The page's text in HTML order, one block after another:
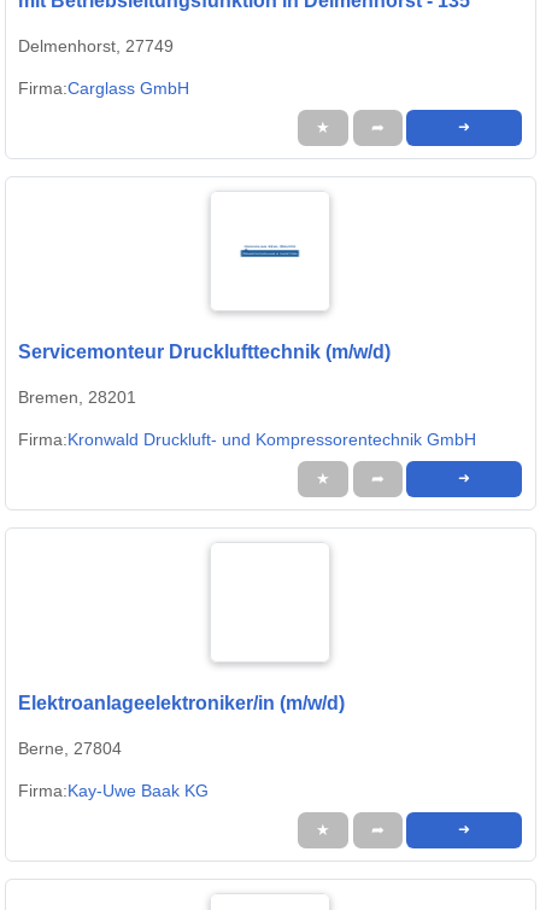
Delmenhorst, 27749
Firma:Carglass GmbH
★ ➦ ➜
Servicemonteur Drucklufttechnik (m/w/d)
Bremen, 28201
Firma:Kronwald Druckluft- und Kompressorentechnik GmbH
★ ➦ ➜
Elektroanlageelektroniker/in (m/w/d)
Berne, 27804
Firma:Kay-Uwe Baak KG
★ ➦ ➜